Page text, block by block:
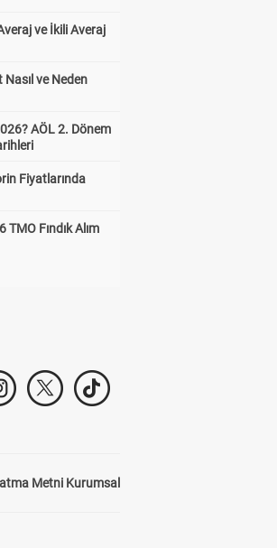
ve İkili Averaj
ve Neden
AÖL 2. Dönem
Fiyatlarında
TMO Fındık Alım
Metni Kurumsal